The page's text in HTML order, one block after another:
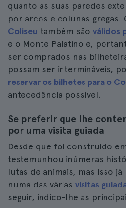
quanto as suas paredes
por arcos e colunas gregas.
Coliseu também são válidos
e o Monte Palatino e,
ser comprados nas
possam ser intermináveis,
reservar os bilhetes para o
antecedência possível.
Se preferir que lhe
por uma visita guiada
Desde que foi construído
testemunhou inúmeras
lutas de animais, mas isso
numa das várias visitas
seguir, indico-lhe as